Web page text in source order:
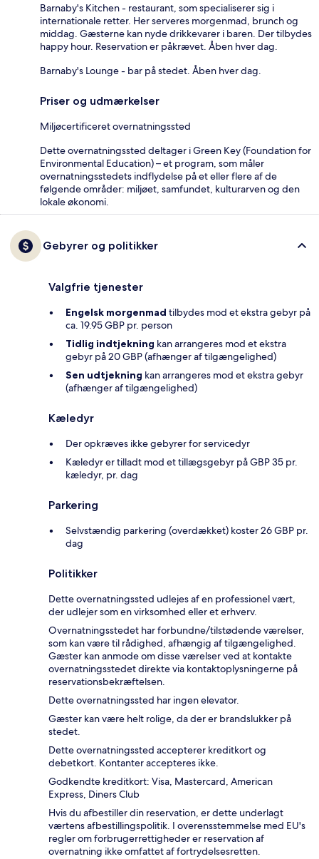
Barnaby's Kitchen - restaurant, som specialiserer sig i
internationale retter. Her serveres morgenmad, brunch og
middag. Gæsterne kan nyde drikkevarer i baren. Der tilbydes
happy hour. Reservation er påkrævet. Åben hver dag.
Barnaby's Lounge - bar på stedet. Åben hver dag.
Priser og udmærkelser
Miljøcertificeret overnatningssted
Dette overnatningssted deltager i Green Key (Foundation for
Environmental Education) – et program, som måler
overnatningsstedets indflydelse på et eller flere af de
følgende områder: miljøet, samfundet, kulturarven og den
lokale økonomi.
Gebyrer og politikker
Valgfrie tjenester
Engelsk morgenmad tilbydes mod et ekstra gebyr på
ca. 19.95 GBP pr. person
Tidlig indtjekning kan arrangeres mod et ekstra
gebyr på 20 GBP (afhænger af tilgængelighed)
Sen udtjekning kan arrangeres mod et ekstra gebyr
(afhænger af tilgængelighed)
Kæledyr
Der opkræves ikke gebyrer for servicedyr
Kæledyr er tilladt mod et tillægsgebyr på GBP 35 pr.
kæledyr, pr. dag
Parkering
Selvstændig parkering (overdækket) koster 26 GBP pr.
dag
Politikker
Dette overnatningssted udlejes af en professionel vært,
der udlejer som en virksomhed eller et erhverv.
Overnatningsstedet har forbundne/tilstødende værelser,
som kan være til rådighed, afhængig af tilgængelighed.
Gæster kan anmode om disse værelser ved at kontakte
overnatningsstedet direkte via kontaktoplysningerne på
reservationsbekræftelsen.
Dette overnatningssted har ingen elevator.
Gæster kan være helt rolige, da der er brandslukker på
stedet.
Dette overnatningssted accepterer kreditkort og
debetkort. Kontanter accepteres ikke.
Godkendte kreditkort: Visa, Mastercard, American
Express, Diners Club
Hvis du afbestiller din reservation, er dette underlagt
værtens afbestillingspolitik. I overensstemmelse med EU's
regler om forbrugerrettigheder er reservation af
overnatning ikke omfattet af fortrydelsesretten.